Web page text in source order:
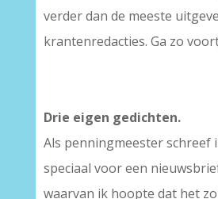
verder dan de meeste
krantenredacties. Ga zo
Drie eigen gedichten.
Als penningmeester schreef
speciaal voor een
waarvan ik hoopte dat het